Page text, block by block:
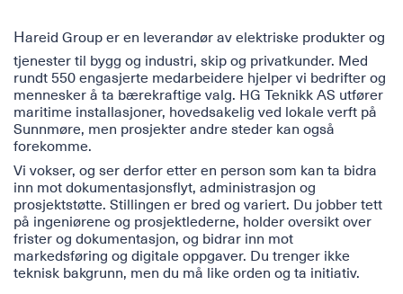
HANDEL
OM OSS
ENGLISH
NORSK BOKMÅL
POLSKI
Etternavn
Postnummer
Adresse
Telefon
Hareid Group er en leverandør av elektriske produkter og
tjenester til bygg og industri, skip og privatkunder. Med
rundt 550 engasjerte medarbeidere hjelper vi bedrifter og
mennesker å ta bærekraftige valg. HG Teknikk AS utfører
maritime installasjoner, hovedsakelig ved lokale verft på
Sunnmøre, men prosjekter andre steder kan også
forekomme.
Vi vokser, og ser derfor etter en person som kan ta bidra
inn mot dokumentasjonsflyt, administrasjon og
prosjektstøtte. Stillingen er bred og variert. Du jobber tett
på ingeniørene og prosjektlederne, holder oversikt over
frister og dokumentasjon, og bidrar inn mot
markedsføring og digitale oppgaver. Du trenger ikke
teknisk bakgrunn, men du må like orden og ta initiativ.